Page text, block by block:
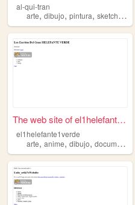
al-qui-tran
arte, dibujo, pintura, sketches
The web site of el1helefante...
el1helefante1verde
arte, anime, dibujo, documentales